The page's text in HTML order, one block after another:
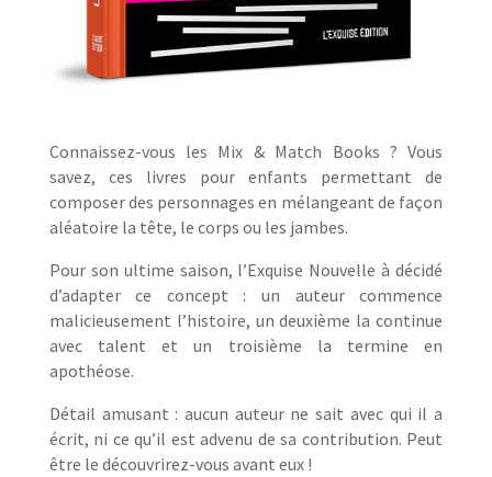
Connaissez-vous les Mix & Match Books ? Vous
savez, ces livres pour enfants permettant de
composer des personnages en mélangeant de façon
aléatoire la tête, le corps ou les jambes.
Pour son ultime saison, l’Exquise Nouvelle à décidé
d’adapter ce concept : un auteur commence
malicieusement l’histoire, un deuxième la continue
avec talent et un troisième la termine en
apothéose.
Détail amusant : aucun auteur ne sait avec qui il a
écrit, ni ce qu’il est advenu de sa contribution. Peut
être le découvrirez-vous avant eux !